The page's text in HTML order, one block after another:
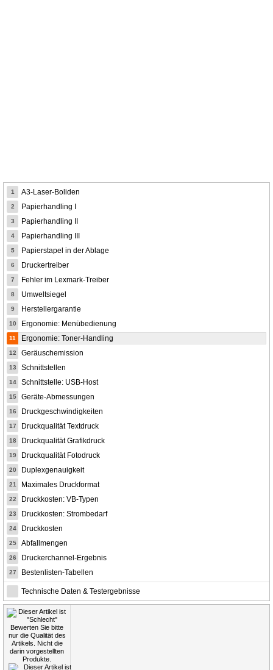
1 A3-Laser-Boliden
2 Papierhandling I
3 Papierhandling II
4 Papierhandling III
5 Papierstapel in der Ablage
6 Druckertreiber
7 Fehler im Lexmark-Treiber
8 Umweltsiegel
9 Herstellergarantie
10 Ergonomie: Menübedienung
11 Ergonomie: Toner-Handling
12 Geräuschemission
13 Schnittstellen
14 Schnittstelle: USB-Host
15 Geräte-Abmessungen
16 Druckgeschwindigkeiten
17 Druckqualität Textdruck
18 Druckqualität Grafikdruck
19 Druckqualität Fotodruck
20 Duplexgenauigkeit
21 Maximales Druckformat
22 Druckkosten: VB-Typen
23 Druckkosten: Strombedarf
24 Druckkosten
25 Abfallmengen
26 Druckerchannel-Ergebnis
27 Bestenlisten-Tabellen
Technische Daten & Testergebnisse